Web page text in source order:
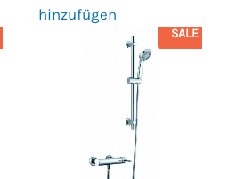
hinzufügen
SALE